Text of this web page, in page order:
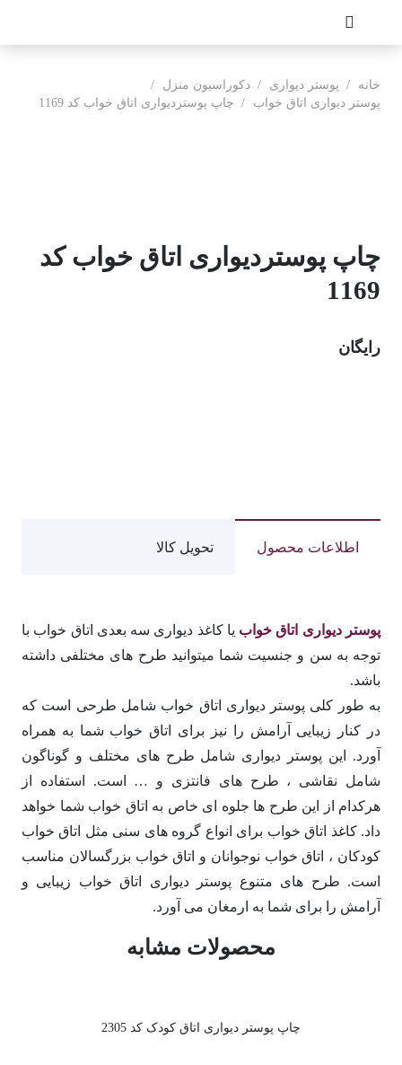
خانه / پوستر دیواری / دکوراسیون منزل
/
پوستر دیواری اتاق خواب
/ چاپ پوستردیواری اتاق خواب کد 1169
چاپ پوستردیواری اتاق خواب کد
1169
رایگان
اطلاعات محصول تحویل کالا
پوستر دیواری اتاق خواب یا کاغذ دیواری سه بعدی اتاق خواب با
توجه به سن و جنسیت شما میتوانید طرح های مختلفی داشته
باشد.
به طور کلی پوستر دیواری اتاق خواب شامل طرحی است که
در کنار زیبایی آرامش را نیز برای اتاق خواب شما به همراه
آورد. این پوستر دیواری شامل طرح های مختلف و گوناگون
شامل نقاشی ، طرح های فانتزی و … است. استفاده از
هرکدام از این طرح ها جلوه ای خاص به اتاق خواب شما خواهد
داد. کاغذ اتاق خواب برای انواع گروه های سنی مثل اتاق خواب
کودکان ، اتاق خواب نوجوانان و اتاق خواب بزرگسالان مناسب
است. طرح های متنوع پوستر دیواری اتاق خواب زیبایی و
آرامش را برای شما به ارمغان می آورد.
محصولات مشابه
چاپ پوستر دیواری اتاق کودک کد 2305